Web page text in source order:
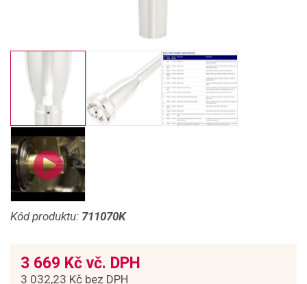
Kód produktu: 711070K
3 669 Kč vč. DPH
3 032,23 Kč bez DPH